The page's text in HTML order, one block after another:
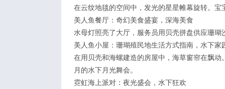
在云纹地毯的空间中，发光的星星帷幕旋转。
美人鱼餐厅：奇幻美食盛宴，深海美食
水母灯照亮了大厅，服务员用贝壳拼盘供应珊
美人鱼小屋：珊瑚殖民地生活方式指南，水下家
在用贝壳和海螺建造的房屋中，海草窗帘在飘
月的水下月光舞会。
霓虹海上派对：夜光盛会，水下狂欢